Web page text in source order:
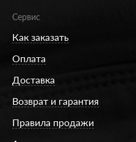
Сервис
Как заказать
Оплата
Доставка
Возврат и гарантия
Правила продажи